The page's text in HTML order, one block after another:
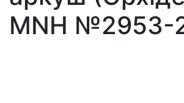
MNH №2953-